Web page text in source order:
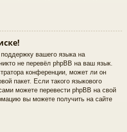
вашего языка на
не перевёл phpBB на ваш язык.
конференции, может ли он
пакет. Если такого языкового
можете перевести phpBB на свой
вы можете получить на сайте